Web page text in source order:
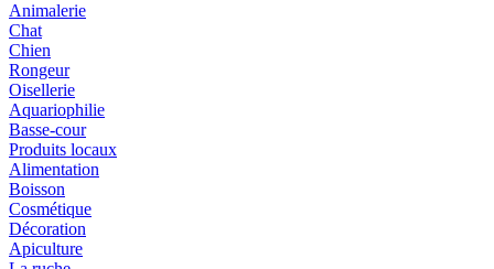
Animalerie
Chat
Chien
Rongeur
Oisellerie
Aquariophilie
Basse-cour
Produits locaux
Alimentation
Boisson
Cosmétique
Décoration
Apiculture